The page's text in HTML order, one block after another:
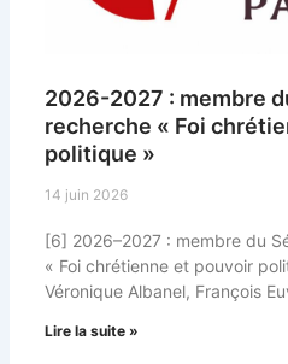
2026-2027 : membre
recherche « Foi
politique »
14 juin 2026
[6] 2026–2027 : membre du
« Foi chrétienne et pouvoir
Véronique Albanel, François
Lire la suite »